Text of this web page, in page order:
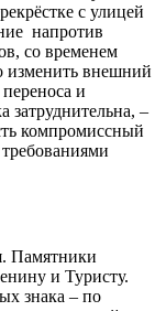
с улицей
напротив
со временем
изменить внешний
и
затруднительна, –
компромиссный
Памятники
и Туристу.
знака – по